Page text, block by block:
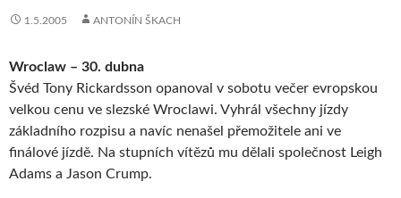
1.5.2005 ANTONÍN ŠKACH
Wroclaw – 30. dubna
Švéd Tony Rickardsson opanoval v sobotu večer evropskou
velkou cenu ve slezské Wroclawi. Vyhrál všechny jízdy
základního rozpisu a navíc nenašel přemožitele ani ve
finálové jízdě. Na stupních vítězů mu dělali společnost Leigh
Adams a Jason Crump.